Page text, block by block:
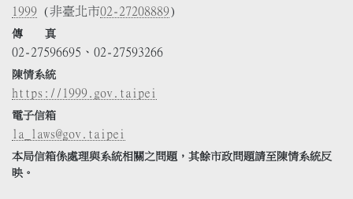
1999 (非臺北市02-27208889)
傳 真
02-27596695、02-27593266
陳情系統
https://1999.gov.taipei
電子信箱
la_laws@gov.taipei
本局信箱係處理與系統相關之問題，其餘市政問題請至陳情系統反
映。